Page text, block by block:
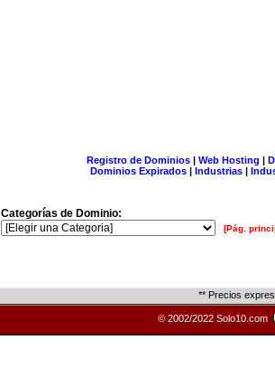
Registro de Dominios| Web Hosting |
Dominios Expirados | Industrias |
Categorías de Dominio:
[Pág.
** Precios
© 2002/2022 Solo10.com